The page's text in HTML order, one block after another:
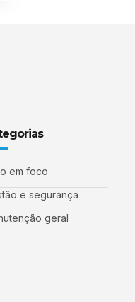
em foco
e segurança
geral